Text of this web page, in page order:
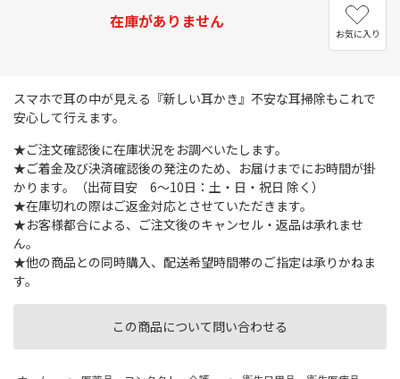
この商品について問い合わせる
在庫がありません
お気に入り
スマホで耳の中が見える『新しい耳かき』不安な耳掃除もこれで
安心して行えます。
★ご注文確認後に在庫状況をお調べいたします。
★ご着金及び決済確認後の発注のため、お届けまでにお時間が掛
かります。（出荷目安 6～10日：土・日・祝日 除く）
★在庫切れの際はご返金対応とさせていただきます。
★お客様都合による、ご注文後のキャンセル・返品は承れませ
ん。
★他の商品との同時購入、配送希望時間帯のご指定は承りかねま
す。